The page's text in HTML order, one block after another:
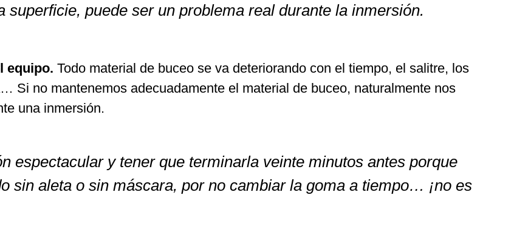
superficie, puede ser un problema real durante la inmersión.
equipo. Todo material de buceo se va deteriorando con el tiempo, el salitre, los
Si no mantenemos adecuadamente el material de buceo, naturalmente nos
una inmersión.
espectacular y tener que terminarla veinte minutos antes porque
sin aleta o sin máscara, por no cambiar la goma a tiempo… ¡no es